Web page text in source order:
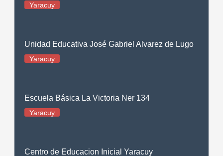
Yaracuy
Unidad Educativa José Gabriel Alvarez de Lugo
Yaracuy
Escuela Básica La Victoria Ner 134
Yaracuy
Centro de Educacion Inicial Yaracuy